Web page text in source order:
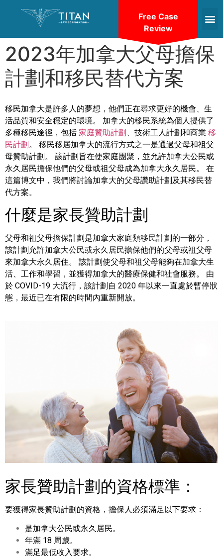
2023年加拿大父母擔保
計劃和移民替代方案
移民加拿大是許多人的夢想，他們正在尋求更好的機會、生
活品質和安全穩定的環境。 加拿大的移民系統為個人提供了
多種移民途徑，包括 家庭贊助計劃、技術工人計劃和商業 移
民計劃。 移民移居加拿大的流行方式之一是通過父母和祖父
母贊助計劃。 該計劃旨在使家庭團聚，並允許加拿大公民或
永久居民擔保他們的父母或祖父母成為加拿大永久居民。 在
這篇博文中，我們將討論加拿大的父母讚助計劃及其移民替
代方案。
什麼是家長贊助計劃
父母和祖父母擔保計劃是加拿大家庭類移民計劃的一部分，
該計劃允許加拿大公民或永久居民擔保他們的父母或祖父母
來加拿大永久居住。 該計劃使父母和祖父母能夠在加拿大生
活、工作和學習，並獲得加拿大的醫療保健和社會服務。 由
於 COVID-19 大流行，該計劃自 2020 年以來一直處於暫停狀
態，最近已在有限的時間內重新開放。
家長贊助計劃的資格標準：
要獲得家長贊助計劃的資格，擔保人必須滿足以下要求：
是加拿大公民或永久居民。
年滿 18 周歲。
滿足最低收入要求。
Free Case
Review